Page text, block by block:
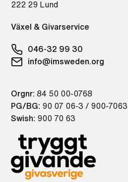
222 29 Lund
Växel & Givarservice
046-32 99 30
info@imsweden.org
Orgnr: 84 50 00-0768
PG/BG: 90 07 06-3 / 900-7063
Swish: 900 70 63